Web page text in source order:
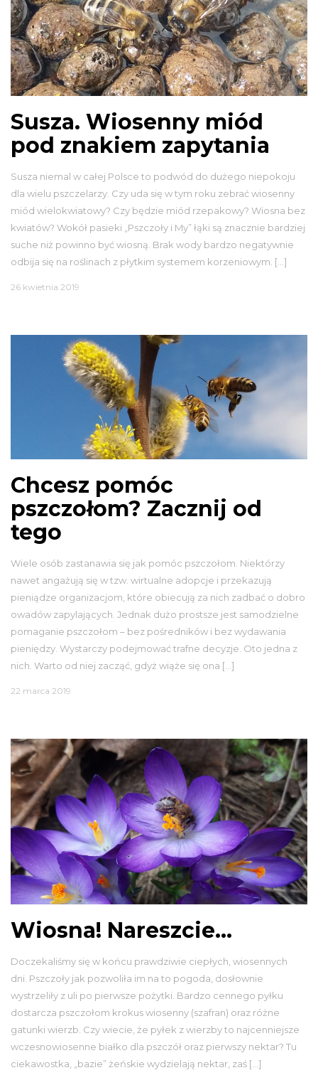
Susza. Wiosenny miód
pod znakiem zapytania
Susza niemal w całej Polsce to podwód do dużego niepokoju
dla wielu pszczelarzy. Czy uda się w tym roku zebrać wiosenny
miód wielokwiatowy? Czy będzie miód rzepakowy? Wiosna bez
kwiatów? Wokół pasieki „Pszczoły i My” łąki są znacznie bardziej
suche niż powinno być wiosną. Brak wody bardzo negatywnie
odbija się na roślinach z płytkim systemem korzeniowym. […]
26 kwietnia 2019
Chcesz pomóc
pszczołom? Zacznij od
tego
Wiele osób zastanawia się jak pomóc pszczołom. Niektórzy
nawet angażują się w tzw. wirtualne adopcje i przekazują
pieniądze organizacjom, które obiecują za nich zadbać o dobro
owadów zapylających. Jednak dużo prostsze jest samodzielne
pomaganie pszczołom – bez pośredników i bez wydawania
pieniędzy. Wystarczy podejmować trafne decyzje. Oto jedna z
nich. Warto od niej zacząć, gdyż wiąże się ona […]
22 marca 2019
Wiosna! Nareszcie…
Doczekaliśmy się w końcu prawdziwie ciepłych, wiosennych
dni. Pszczoły jak pozwoliła im na to pogoda, dosłownie
wystrzeliły z uli po pierwsze pożytki. Bardzo cennego pyłku
dostarcza pszczołom krokus wiosenny (szafran) oraz różne
gatunki wierzb. Czy wiecie, że pyłek z wierzby to najcenniejsze
wczesnowiosenne białko dla pszczół oraz pierwszy nektar? Tu
ciekawostka, „bazie” żeńskie wydzielają nektar, zaś […]